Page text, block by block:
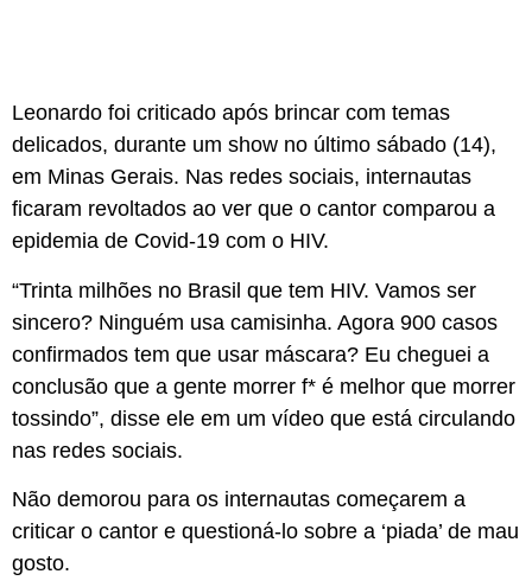
Leonardo foi criticado após brincar com temas
delicados, durante um show no último sábado (14),
em Minas Gerais. Nas redes sociais, internautas
ficaram revoltados ao ver que o cantor comparou a
epidemia de Covid-19 com o HIV.
“Trinta milhões no Brasil que tem HIV. Vamos ser
sincero? Ninguém usa camisinha. Agora 900 casos
confirmados tem que usar máscara? Eu cheguei a
conclusão que a gente morrer f* é melhor que morrer
tossindo”, disse ele em um vídeo que está circulando
nas redes sociais.
Não demorou para os internautas começarem a
criticar o cantor e questioná-lo sobre a ‘piada’ de mau
gosto.